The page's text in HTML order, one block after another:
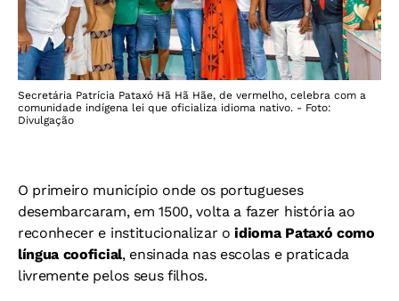
Secretária Patrícia Pataxó Hã Hã Hãe, de vermelho, celebra com a
comunidade indígena lei que oficializa idioma nativo. - Foto:
Divulgação
O primeiro município onde os portugueses
desembarcaram, em 1500, volta a fazer história ao
reconhecer e institucionalizar oidioma Pataxó como
língua cooficial, ensinada nas escolas e praticada
livremente pelos seus filhos.